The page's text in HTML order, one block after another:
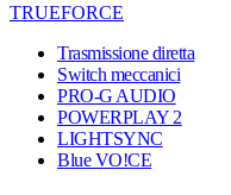
TRUEFORCE
Trasmissione diretta
Switch meccanici
PRO-G AUDIO
POWERPLAY 2
LIGHTSYNC
Blue VO!CE